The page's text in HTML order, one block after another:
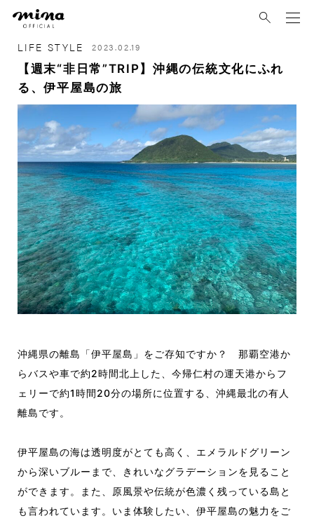
LIFE STYLE 2023.02.19
【週末“非日常”TRIP】沖縄の伝統文化にふれ
る、伊平屋島の旅
沖縄県の離島「伊平屋島」をご存知ですか？ 那覇空港か
らバスや車で約2時間北上した、今帰仁村の運天港からフ
ェリーで約1時間20分の場所に位置する、沖縄最北の有人
離島です。
伊平屋島の海は透明度がとても高く、エメラルドグリーン
から深いブルーまで、きれいなグラデーションを見ること
ができます。また、原風景や伝統が色濃く残っている島と
も言われています。いま体験したい、伊平屋島の魅力をご